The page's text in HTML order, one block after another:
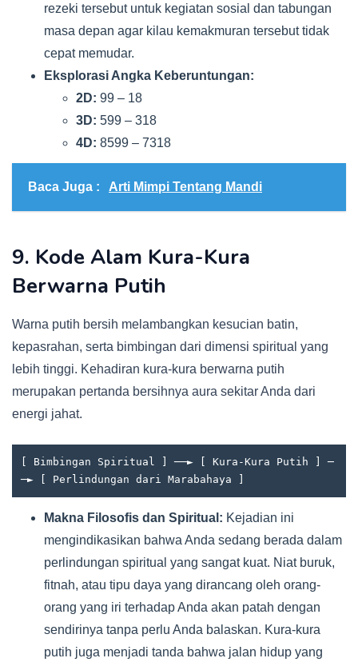
rezeki tersebut untuk kegiatan sosial dan tabungan
masa depan agar kilau kemakmuran tersebut tidak
cepat memudar.
Eksplorasi Angka Keberuntungan:
2D: 99 – 18
3D: 599 – 318
4D: 8599 – 7318
Baca Juga : Arti Mimpi Tentang Mandi
9. Kode Alam Kura-Kura
Berwarna Putih
Warna putih bersih melambangkan kesucian batin,
kepasrahan, serta bimbingan dari dimensi spiritual yang
lebih tinggi. Kehadiran kura-kura berwarna putih
merupakan pertanda bersihnya aura sekitar Anda dari
energi jahat.
[ Bimbingan Spiritual ] ──► [ Kura-Kura Putih ] ─
Makna Filosofis dan Spiritual: Kejadian ini
mengindikasikan bahwa Anda sedang berada dalam
perlindungan spiritual yang sangat kuat. Niat buruk,
fitnah, atau tipu daya yang dirancang oleh orang-
orang yang iri terhadap Anda akan patah dengan
sendirinya tanpa perlu Anda balaskan. Kura-kura
putih juga menjadi tanda bahwa jalan hidup yang